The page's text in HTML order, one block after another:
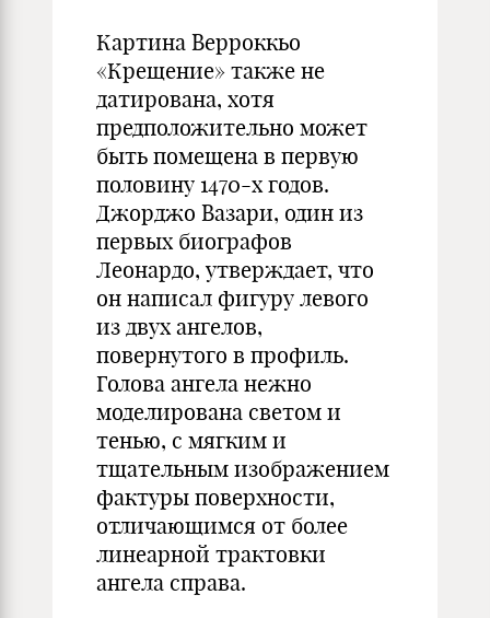
Картина Верроккьо
«Крещение» также не
датирована, хотя
предположительно может
быть помещена в первую
половину 1470-х годов.
Джорджо Вазари, один из
первых биографов
Леонардо, утверждает, что
он написал фигуру левого
из двух ангелов,
повернутого в профиль.
Голова ангела нежно
моделирована светом и
тенью, с мягким и
тщательным изображением
фактуры поверхности,
отличающимся от более
линеарной трактовки
ангела справа.